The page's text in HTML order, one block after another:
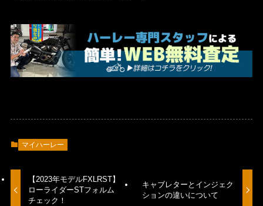
マイハーレー
【2023年モデルFXLRST】
ローライダーSTフォルム
チェック！
キャブレターとインジェク
ションの違いについて